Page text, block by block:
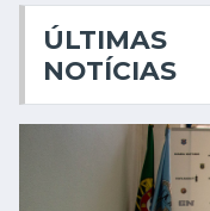
ÚLTIMAS
NOTÍCIAS
ANGN REÚNE COM A CÂMARA MUNICIPAL DE CASCAIS